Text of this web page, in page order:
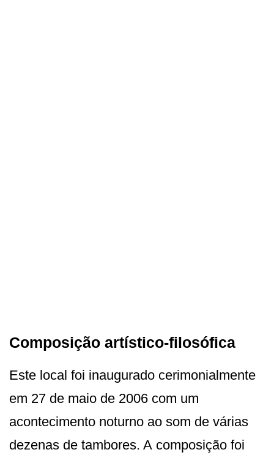
Composição artístico-filosófica
Este local foi inaugurado cerimonialmente
em 27 de maio de 2006 com um
acontecimento noturno ao som de várias
dezenas de tambores. A composição foi